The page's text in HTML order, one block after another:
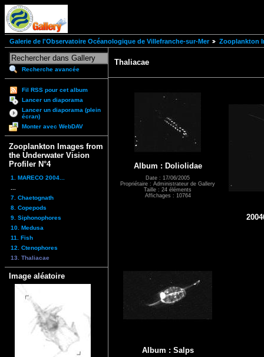
Galerie de l'Observatoire Océanologique de Villefranche-sur-Mer Zooplankton
Recherche avancée
Fil RSS pour cet album
Lancer un diaporama
Lancer un diaporama (plein
écran)
Monter avec WebDAV
Zooplankton Images from
the Underwater Vision
Profiler N°4
1. MARECO 2004...
7. Chaetognath
8. Copepods
9. Siphonophores
10. Medusa
11. Fish
12. Ctenophores
13. Thaliacae
Image aléatoire
Thaliacae
Album : Doliolidae
Date : 17/06/2005
Propriétaire : Administrateur de Gallery
Taille : 24 éléments
Affichages : 10764
Album : Salps